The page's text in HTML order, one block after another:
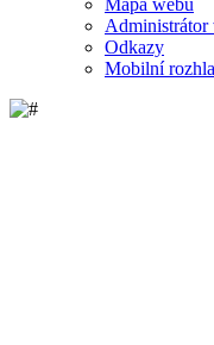
Administrátor
Odkazy
Mobilní